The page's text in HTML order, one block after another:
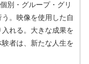
別・グループ・グリ
。映像を使用した自
れる。大きな成果を
者は、新たな人生を